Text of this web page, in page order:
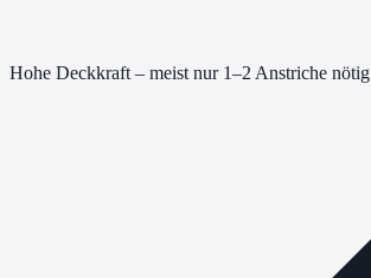
Hohe Deckkraft – meist nur 1–2 Anstriche nötig